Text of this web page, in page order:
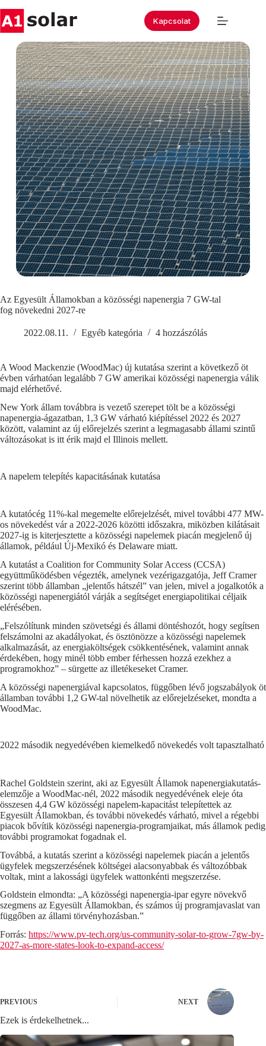
Kapcsolat
Az Egyesült Államokban a közösségi napenergia 7 GW-tal
fog növekedni 2027-re
2022.08.11. Egyéb kategória 4 hozzászólás
A Wood Mackenzie (WoodMac) új kutatása szerint a következő öt
évben várhatóan legalább 7 GW amerikai közösségi napenergia válik
majd elérhetővé.
New York állam továbbra is vezető szerepet tölt be a közösségi
napenergia-ágazatban, 1,3 GW várható kiépítéssel 2022 és 2027
között, valamint az új előrejelzés szerint a legmagasabb állami szintű
változásokat is itt érik majd el Illinois mellett.
A napelem telepítés kapacitásának kutatása
A kutatócég 11%-kal megemelte előrejelzését, mivel további 477 MW-
os növekedést vár a 2022-2026 közötti időszakra, miközben kilátásait
2027-ig is kiterjesztette a közösségi napelemek piacán megjelenő új
államok, például Új-Mexikó és Delaware miatt.
A kutatást a Coalition for Community Solar Access (CCSA)
együttműködésben végezték, amelynek vezérigazgatója, Jeff Cramer
szerint több államban „jelentős hátszél” van jelen, mivel a jogalkotók a
közösségi napenergiától várják a segítséget energiapolitikai céljaik
elérésében.
„Felszólítunk minden szövetségi és állami döntéshozót, hogy segítsen
felszámolni az akadályokat, és ösztönözze a közösségi napelemek
alkalmazását, az energiaköltségek csökkentésének, valamint annak
érdekében, hogy minél több ember férhessen hozzá ezekhez a
programokhoz” – sürgette az illetékeseket Cramer.
A közösségi napenergiával kapcsolatos, függőben lévő jogszabályok öt
államban további 1,2 GW-tal növelhetik az előrejelzéseket, mondta a
WoodMac.
2022 második negyedévében kiemelkedő növekedés volt tapasztalható
Rachel Goldstein szerint, aki az Egyesült Államok napenergiakutatás-
elemzője a WoodMac-nél, 2022 második negyedévének eleje óta
összesen 4,4 GW közösségi napelem-kapacitást telepítettek az
Egyesült Államokban, és további növekedés várható, mivel a régebbi
piacok bővítik közösségi napenergia-programjaikat, más államok pedig
további programokat fogadnak el.
Továbbá, a kutatás szerint a közösségi napelemek piacán a jelentős
ügyfelek megszerzésének költségei alacsonyabbak és változóbbak
voltak, mint a lakossági ügyfelek wattonkénti megszerzése.
Goldstein elmondta: „A közösségi napenergia-ipar egyre növekvő
szegmens az Egyesült Államokban, és számos új programjavaslat van
függőben az állami törvényhozásban.”
Forrás: https://www.pv-tech.org/us-community-solar-to-grow-7gw-by-
2027-as-more-states-look-to-expand-access/
PREVIOUS NEXT
Ezek is érdekelhetnek...